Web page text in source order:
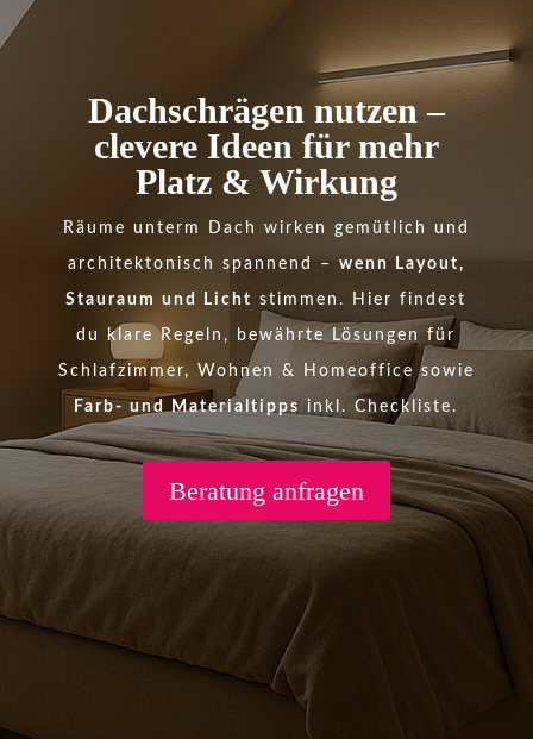
Dachschrägen nutzen –
clevere Ideen für mehr
Platz & Wirkung
Räume unterm Dach wirken gemütlich und
architektonisch spannend – wenn Layout,
Stauraum und Licht stimmen. Hier findest
du klare Regeln, bewährte Lösungen für
Schlafzimmer, Wohnen & Homeoffice sowie
Farb- und Materialtipps inkl. Checkliste.
Beratung anfragen